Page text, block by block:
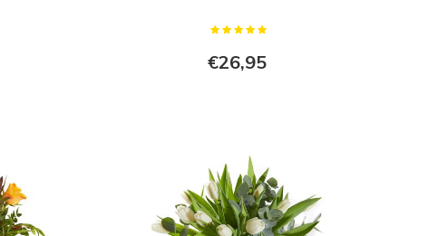
€26,95